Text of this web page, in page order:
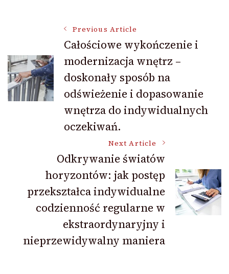
Navigation
Previous Article
Całościowe wykończenie i
modernizacja wnętrz –
doskonały sposób na
odświeżenie i dopasowanie
wnętrza do indywidualnych
oczekiwań.
Next Article
Odkrywanie światów
horyzontów: jak postęp
przekształca indywidualne
codzienność regularne w
ekstraordynaryjny i
nieprzewidywalny maniera